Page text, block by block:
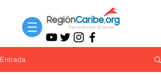
Entrada